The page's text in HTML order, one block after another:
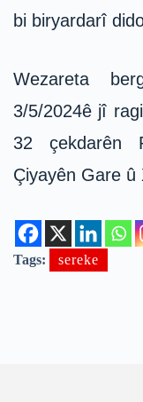
bi biryardarî
Wezareta
3/5/2024ê jî
32 çekdarên
Çiyayên Gare û
Tags: sereke